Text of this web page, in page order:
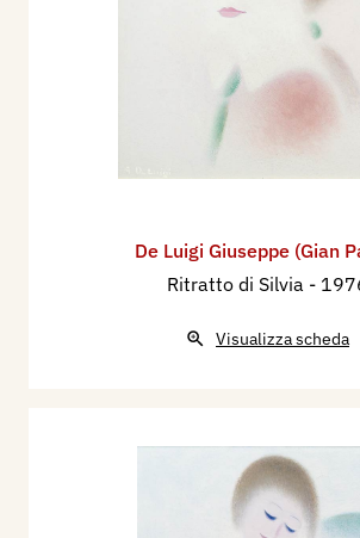
De Luigi Giuseppe (Gian
Ritratto di Silvia -
Visualizza scheda